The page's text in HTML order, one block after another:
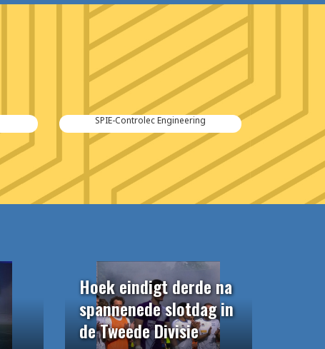
SPIE-Controlec Engineering
Hoek eindigt derde na
spannenede slotdag in
de Tweede Divisie